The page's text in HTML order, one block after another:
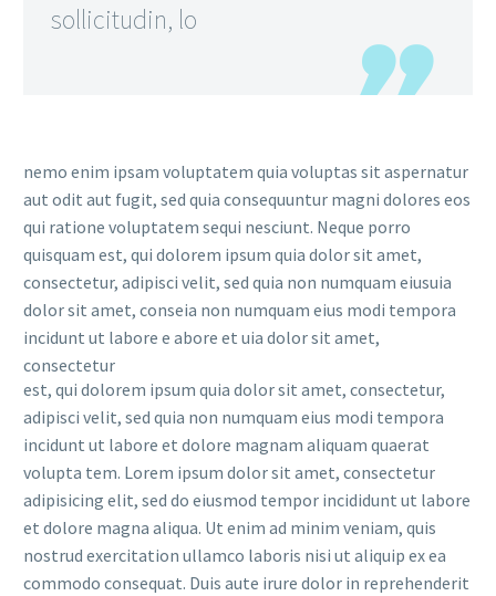
sollicitudin, lo
nemo enim ipsam voluptatem quia voluptas sit aspernatur
aut odit aut fugit, sed quia consequuntur magni dolores eos
qui ratione voluptatem sequi nesciunt. Neque porro
quisquam est, qui dolorem ipsum quia dolor sit amet,
consectetur, adipisci velit, sed quia non numquam eiusuia
dolor sit amet, conseia non numquam eius modi tempora
incidunt ut labore e abore et uia dolor sit amet,
consectetur
est, qui dolorem ipsum quia dolor sit amet, consectetur,
adipisci velit, sed quia non numquam eius modi tempora
incidunt ut labore et dolore magnam aliquam quaerat
volupta tem. Lorem ipsum dolor sit amet, consectetur
adipisicing elit, sed do eiusmod tempor incididunt ut labore
et dolore magna aliqua. Ut enim ad minim veniam, quis
nostrud exercitation ullamco laboris nisi ut aliquip ex ea
commodo consequat. Duis aute irure dolor in reprehenderit